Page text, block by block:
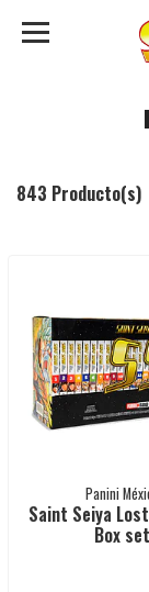
843 Producto(s)
Panini
Saint Seiya
Box set